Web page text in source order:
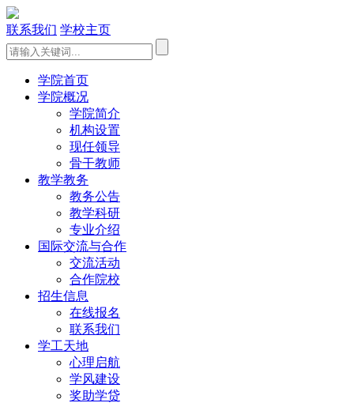
联系我们 学校主页
学院首页
学院概况
学院简介
机构设置
现任领导
骨干教师
教学教务
教务公告
教学科研
专业介绍
国际交流与合作
交流活动
合作院校
招生信息
在线报名
联系我们
学工天地
心理启航
学风建设
奖助学贷